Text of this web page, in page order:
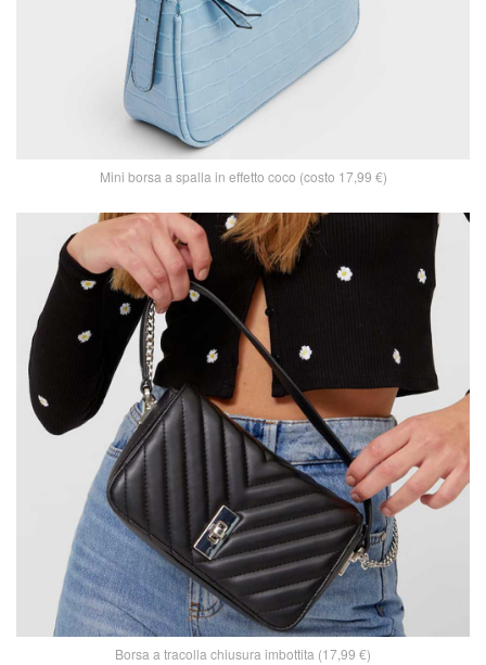
Mini borsa a spalla in effetto coco (costo 17,99 €)
Borsa a tracolla chiusura imbottita (17,99 €)